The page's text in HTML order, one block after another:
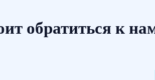
обратиться к